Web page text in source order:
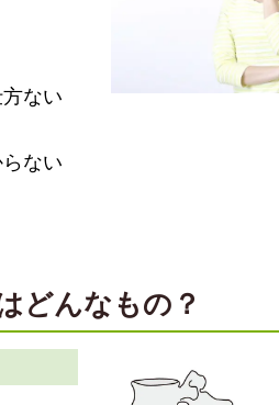
ない
ない
どんなもの？